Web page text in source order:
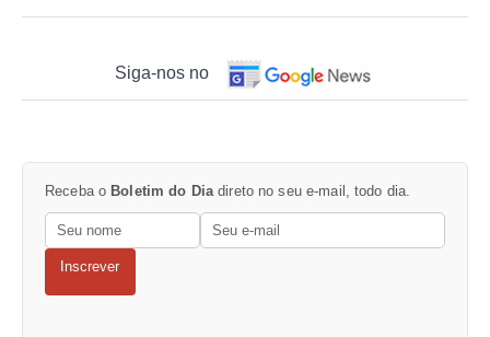
Siga-nos no
Receba o Boletim do Dia direto no seu e-mail, todo dia.
Inscrever